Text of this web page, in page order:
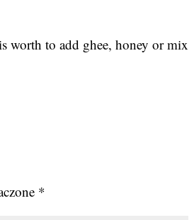
worth to add ghee, honey or mix
*